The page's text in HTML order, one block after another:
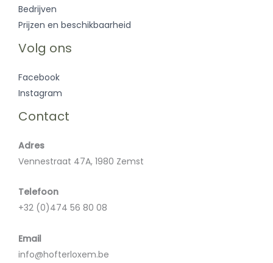
Bedrijven
Prijzen en beschikbaarheid
Volg ons
Facebook
Instagram
Contact
Adres
Vennestraat 47A, 1980 Zemst
Telefoon
+32 (0)474 56 80 08
Email
info@hofterloxem.be